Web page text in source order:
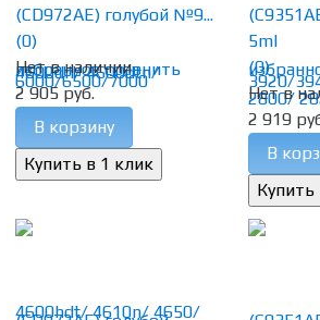
избранное сравнить
(CD972AE) голубой №9...
(0)
Нет в наличии
2 905 руб.
В корзину
5ml
(0)
Нет в
2 919
В